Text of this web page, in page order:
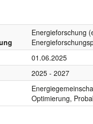
Energieforschung
01.06.2025
2025 - 2027
Optimierung,